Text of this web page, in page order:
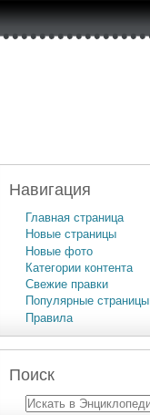
Навигация
Главная страница
Новые страницы
Новые фото
Категории контента
Свежие правки
Популярные страницы
Правила
Поиск